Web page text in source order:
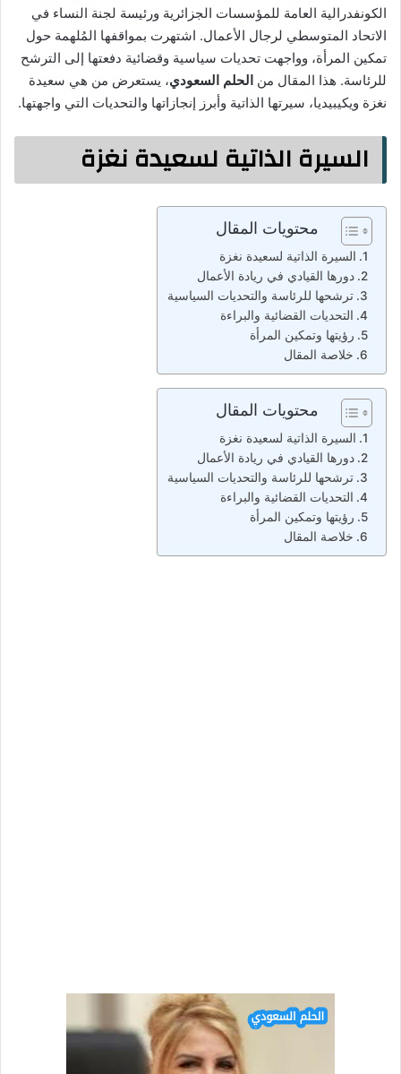
الكونفدرالية العامة للمؤسسات الجزائرية ورئيسة لجنة النساء في
الاتحاد المتوسطي لرجال الأعمال. اشتهرت بمواقفها المُلهمة حول
تمكين المرأة، وواجهت تحديات سياسية وقضائية دفعتها إلى الترشح
للرئاسة. هذا المقال من الحلم السعودي، يستعرض من هي سعيدة
نغزة ويكيبيديا، سيرتها الذاتية وأبرز إنجازاتها والتحديات التي واجهتها.
السيرة الذاتية لسعيدة نغزة
محتويات المقال
السيرة الذاتية لسعيدة نغزة
دورها القيادي في ريادة الأعمال
ترشحها للرئاسة والتحديات السياسية
التحديات القضائية والبراءة
رؤيتها وتمكين المرأة
خلاصة المقال
محتويات المقال
السيرة الذاتية لسعيدة نغزة
دورها القيادي في ريادة الأعمال
ترشحها للرئاسة والتحديات السياسية
التحديات القضائية والبراءة
رؤيتها وتمكين المرأة
خلاصة المقال